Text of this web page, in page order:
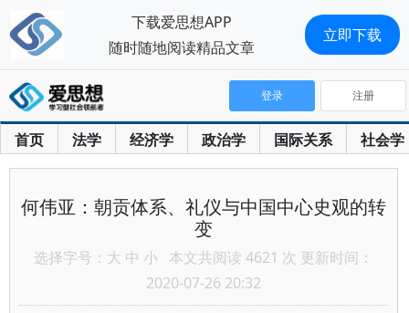
首页 法学 经济学 政治学 国际关系 社会学
登录 注册
何伟亚：朝贡体系、礼仪与中国中心史观的转
变
选择字号： 大 中 小 本文共阅读 4621 次 更新时间：
2020-07-26 20:32
下载爱思想APP
随时随地阅读精品文章
立即下载